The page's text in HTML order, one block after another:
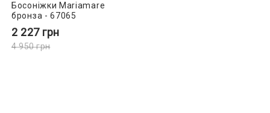
Босоніжки Mariamare
бронза - 67065
2 227 грн
4 950грн